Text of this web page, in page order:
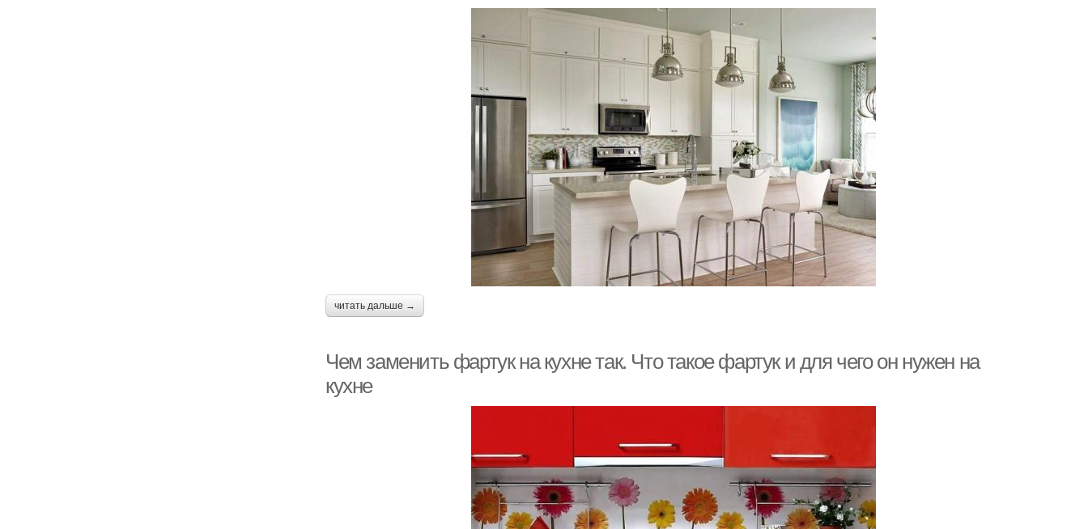
читать дальше →
Чем заменить фартук на кухне так. Что такое фартук и для чего он нужен на
кухне